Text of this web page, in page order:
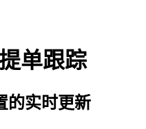
单跟踪
的实时更新